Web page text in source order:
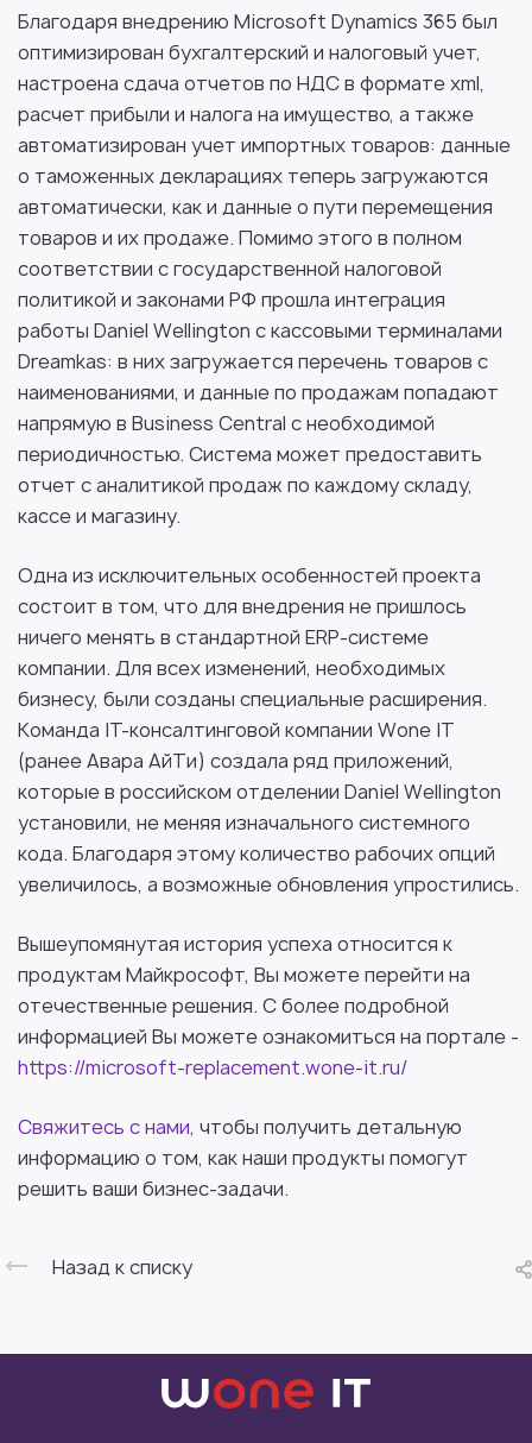
Благодаря внедрению Microsoft Dynamics 365 был
оптимизирован бухгалтерский и налоговый учет,
настроена сдача отчетов по НДС в формате xml,
расчет прибыли и налога на имущество, а также
автоматизирован учет импортных товаров: данные
о таможенных декларациях теперь загружаются
автоматически, как и данные о пути перемещения
товаров и их продаже. Помимо этого в полном
соответствии с государственной налоговой
политикой и законами РФ прошла интеграция
работы Daniel Wellington с кассовыми терминалами
Dreamkas: в них загружается перечень товаров с
наименованиями, и данные по продажам попадают
напрямую в Business Central с необходимой
периодичностью. Система может предоставить
отчет с аналитикой продаж по каждому складу,
кассе и магазину.
Одна из исключительных особенностей проекта
состоит в том, что для внедрения не пришлось
ничего менять в стандартной ERP-системе
компании. Для всех изменений, необходимых
бизнесу, были созданы специальные расширения.
Команда IT-консалтинговой компании Wone IT
(ранее Авара АйТи) создала ряд приложений,
которые в российском отделении Daniel Wellington
установили, не меняя изначального системного
кода. Благодаря этому количество рабочих опций
увеличилось, а возможные обновления упростились.
Вышеупомянутая история успеха относится к
продуктам Майкрософт, Вы можете перейти на
отечественные решения. С более подробной
информацией Вы можете ознакомиться на портале -
https://microsoft-replacement.wone-it.ru/
Свяжитесь с нами, чтобы получить детальную
информацию о том, как наши продукты помогут
решить ваши бизнес-задачи.
Назад к списку